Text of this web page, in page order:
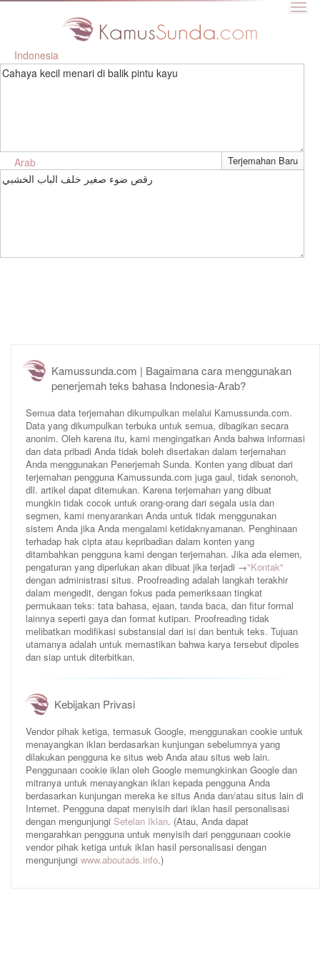
Indonesia
Cahaya kecil menari di balik pintu kayu
Arab
رقص ضوء صغير خلف الباب الخشبي
Kamussunda.com | Bagaimana cara menggunakan
penerjemah teks bahasa Indonesia-Arab?
Semua data terjemahan dikumpulkan melalui Kamussunda.com.
Data yang dikumpulkan terbuka untuk semua, dibagikan secara
anonim. Oleh karena itu, kami mengingatkan Anda bahwa informasi
dan data pribadi Anda tidak boleh disertakan dalam terjemahan
Anda menggunakan Penerjemah Sunda. Konten yang dibuat dari
terjemahan pengguna Kamussunda.com juga gaul, tidak senonoh,
dll. artikel dapat ditemukan. Karena terjemahan yang dibuat
mungkin tidak cocok untuk orang-orang dari segala usia dan
segmen, kami menyarankan Anda untuk tidak menggunakan
sistem Anda jika Anda mengalami ketidaknyamanan. Penghinaan
terhadap hak cipta atau kepribadian dalam konten yang
ditambahkan pengguna kami dengan terjemahan. Jika ada elemen,
pengaturan yang diperlukan akan dibuat jika terjadi →"Kontak"
dengan administrasi situs. Proofreading adalah langkah terakhir
dalam mengedit, dengan fokus pada pemeriksaan tingkat
permukaan teks: tata bahasa, ejaan, tanda baca, dan fitur formal
lainnya seperti gaya dan format kutipan. Proofreading tidak
melibatkan modifikasi substansial dari isi dan bentuk teks. Tujuan
utamanya adalah untuk memastikan bahwa karya tersebut dipoles
dan siap untuk diterbitkan.
Kebijakan Privasi
Vendor pihak ketiga, termasuk Google, menggunakan cookie untuk
menayangkan iklan berdasarkan kunjungan sebelumnya yang
dilakukan pengguna ke situs web Anda atau situs web lain.
Penggunaan cookie iklan oleh Google memungkinkan Google dan
mitranya untuk menayangkan iklan kepada pengguna Anda
berdasarkan kunjungan mereka ke situs Anda dan/atau situs lain di
Internet. Pengguna dapat menyisih dari iklan hasil personalisasi
dengan mengunjungi Setelan Iklan. (Atau, Anda dapat
mengarahkan pengguna untuk menyisih dari penggunaan cookie
vendor pihak ketiga untuk iklan hasil personalisasi dengan
mengunjungi www.aboutads.info.)